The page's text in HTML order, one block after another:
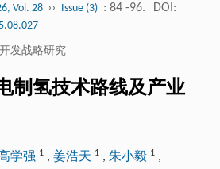
Vol. 28 ›› Issue (3) : 84 -96. DOI:
发战略研究
制氢技术路线及产业
学强 1, 姜浩天 1, 朱小毅 1,